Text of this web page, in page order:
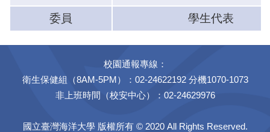
委員
學生代表
校園通報專線：
衛生保健組（8AM-5PM）：02-24622192 分機1070-1073
非上班時間（校安中心）：02-24629976
國立臺灣海洋大學 版權所有 © 2020 All Rights Reserved.